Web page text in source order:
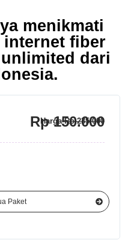
menikmati
internet fiber
dari
.
HargaRp 235.000
Rp 150.000
Paket